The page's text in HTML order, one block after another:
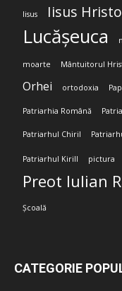
Iisus Iisus
Lucășeuca
moarte Mântuitorul
Orhei ortodoxia
Patriarhia Română
Patriarhul Chiril
Patriarhul Kirill pictura
Preot Iulian
Școală
CATEGORIE